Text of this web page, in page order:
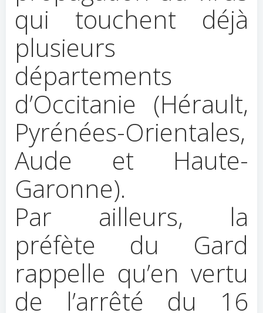
qui touchent déjà
plusieurs
départements
d’Occitanie (Hérault,
Pyrénées-Orientales,
Aude et Haute-
Garonne).
Par ailleurs, la
préfète du Gard
rappelle qu’en vertu
de l’arrêté du 16